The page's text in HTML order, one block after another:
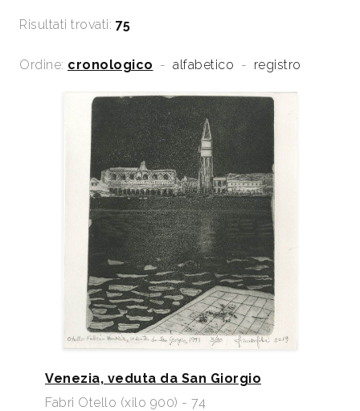
Risultati trovati: 75
Ordine: cronologico - alfabetico - registro
Venezia, veduta da San Giorgio
Fabri Otello (xilo 900) - 74